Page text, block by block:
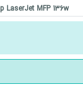
LaserJet MFP 136w